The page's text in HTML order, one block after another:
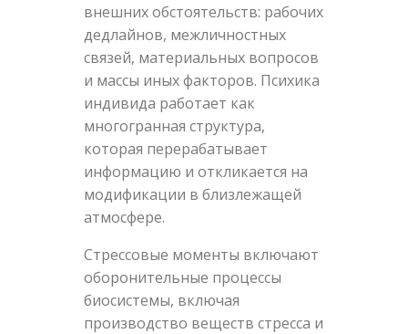
внешних обстоятельств: рабочих
дедлайнов, межличностных
связей, материальных вопросов
и массы иных факторов. Психика
индивида работает как
многогранная структура,
которая перерабатывает
информацию и откликается на
модификации в близлежащей
атмосфере.
Стрессовые моменты включают
оборонительные процессы
биосистемы, включая
производство веществ стресса и